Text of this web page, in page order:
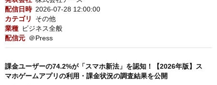
配信日時 2026-07-28 12:00:00
カテゴリ
その他
業種 ビジネス全般
配信元 ＠Press
課金ユーザーの74.2%が「スマホ新法」を認知！【2026年版】ス
マホゲームアプリの利用・課金状況の調査結果を公開